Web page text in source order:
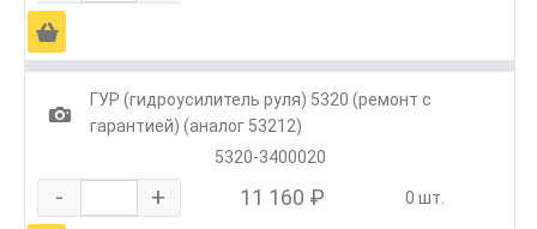
Ä
1
ГУР (гидроусилитель руля) 5320 (ремонт с
гарантией) (аналог 53212)
5320-3400020
- + 11 160 ₽ 0 шт.